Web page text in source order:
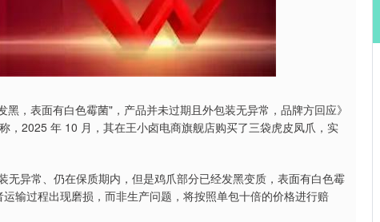
，表面有白色霉菌"，产品并未过期且外包装无异常，品牌方回应》
，2025 年 10 月，其在王小卤电商旗舰店购买了三袋虎皮凤爪，实
异常、仍在保质期内，但是鸡爪部分已经发黑变质，表面有白色霉
输过程出现磨损，而非生产问题，将按照单包十倍的价格进行赔
1.42% 沪深300 4694.44 43.13